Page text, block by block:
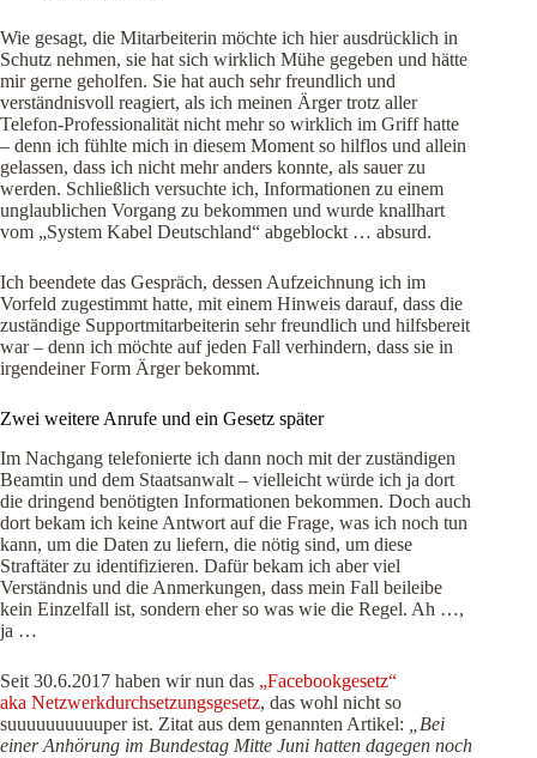
Wie gesagt, die Mitarbeiterin möchte ich hier ausdrücklich in
Schutz nehmen, sie hat sich wirklich Mühe gegeben und hätte
mir gerne geholfen. Sie hat auch sehr freundlich und
verständnisvoll reagiert, als ich meinen Ärger trotz aller
Telefon-Professionalität nicht mehr so wirklich im Griff hatte
– denn ich fühlte mich in diesem Moment so hilflos und allein
gelassen, dass ich nicht mehr anders konnte, als sauer zu
werden. Schließlich versuchte ich, Informationen zu einem
unglaublichen Vorgang zu bekommen und wurde knallhart
vom „System Kabel Deutschland“ abgeblockt … absurd.
Ich beendete das Gespräch, dessen Aufzeichnung ich im
Vorfeld zugestimmt hatte, mit einem Hinweis darauf, dass die
zuständige Supportmitarbeiterin sehr freundlich und hilfsbereit
war – denn ich möchte auf jeden Fall verhindern, dass sie in
irgendeiner Form Ärger bekommt.
Zwei weitere Anrufe und ein Gesetz später
Im Nachgang telefonierte ich dann noch mit der zuständigen
Beamtin und dem Staatsanwalt – vielleicht würde ich ja dort
die dringend benötigten Informationen bekommen. Doch auch
dort bekam ich keine Antwort auf die Frage, was ich noch tun
kann, um die Daten zu liefern, die nötig sind, um diese
Straftäter zu identifizieren. Dafür bekam ich aber viel
Verständnis und die Anmerkungen, dass mein Fall beileibe
kein Einzelfall ist, sondern eher so was wie die Regel. Ah …,
ja …
Seit 30.6.2017 haben wir nun das „Facebookgesetz“
aka Netzwerkdurchsetzungsgesetz, das wohl nicht so
suuuuuuuuuuper ist. Zitat aus dem genannten Artikel:
„Bei
einer Anhörung im Bundestag Mitte Juni hatten dagegen noch